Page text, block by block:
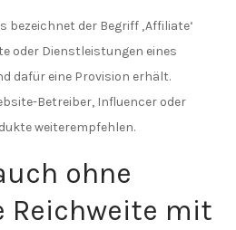
bezeichnet der Begriff ‚Affiliate‘
oder Dienstleistungen eines
dafür eine Provision erhält.
Betreiber, Influencer oder
weiterempfehlen.
ohne
Reichweite mit